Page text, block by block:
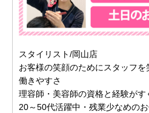
スタイリスト/岡山店
お客様の笑顔のためにスタッフ
働きやすさ
理容師・美容師の資格と経験がす
20～50代活躍中・残業少なめの